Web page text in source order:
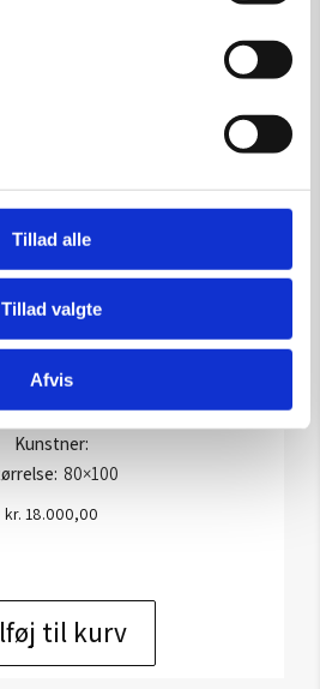
Tillad alle
Tillad valgte
Afvis
in emotions
Kunstner:
80×100
kr. 18.000,00
til kurv